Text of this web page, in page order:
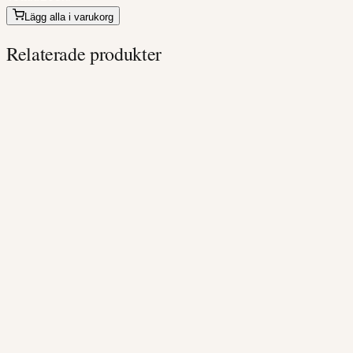
Lägg alla i varukorg
Relaterade produkter